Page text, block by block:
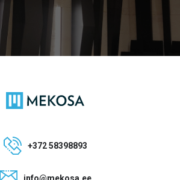
+372 58398893
info@mekosa.ee